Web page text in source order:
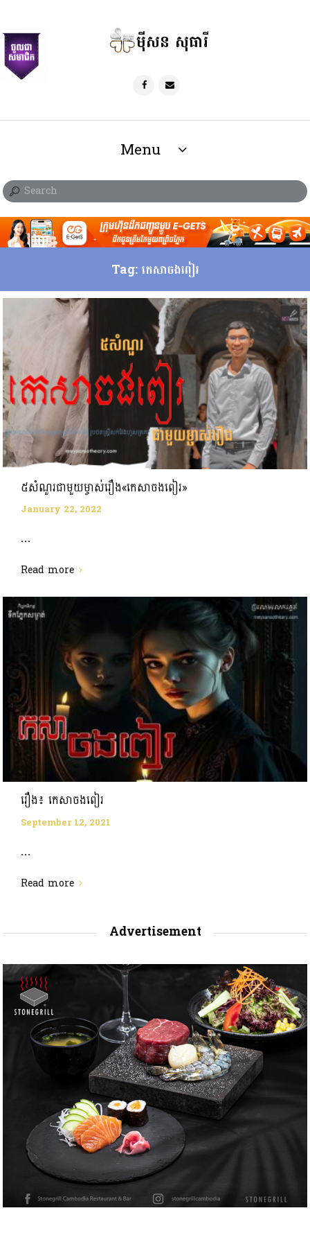
ម៉ីសន សុធារី
Menu
Tag: កេសាចងពៀរ
៥សំណួរជាមួយម្ចាស់រឿង«កេសាចងពៀរ»
January 22, 2022
...
Read more
រឿង៖ កេសាចងពៀរ
September 12, 2021
...
Read more
Advertisement